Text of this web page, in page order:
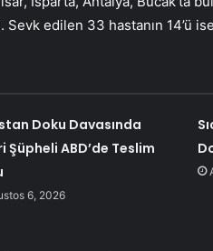
edilen 33 hastanın 14’ü
Doku Davasında
Şüpheli ABD’de Teslim
6, 2026